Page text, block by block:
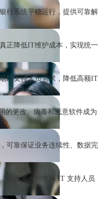
行系统平稳运行，提供可靠解
正降低IT维护成本，实现统一
IT支持人员需求，降低高额IT
的更改、病毒和恶意软件成为
可靠保证业务连续性、数据完
有效减少对电脑 IT 支持人员